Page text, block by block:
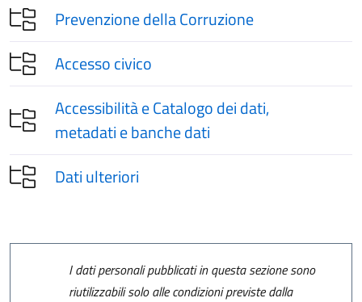
Prevenzione della Corruzione
Accesso civico
Accessibilità e Catalogo dei dati,
metadati e banche dati
Dati ulteriori
I dati personali pubblicati in questa sezione sono
riutilizzabili solo alle condizioni previste dalla